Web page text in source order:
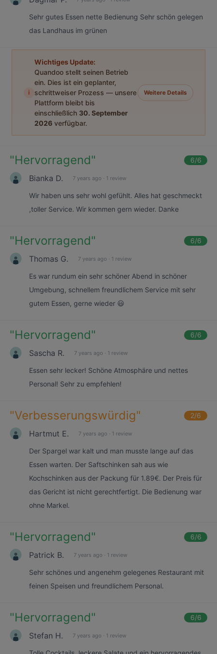
Sehr gutes Essen nette Bedienung Sehr schön gelegen
das Landhaus im grünen
i
Wichtiges Update:
Quandoo stellt seinen Betrieb
ein. Dies ist ein geplanter,
schrittweiser Prozess — unsere
Plattform bleibt bis
einschließlich 30. September
2026 verfügbar.
Weitere Details
"Hervorragend" 6/6
Bianka D. 7 years ago · 1 review
Wir haben uns sehr wohl gefühlt. Alles hat geschmeckt
,toller Service. Wir kommen gern wieder. Danke
"Hervorragend" 6/6
Thomas G. 7 years ago · 1 review
Es war rundum ein sehr schöner Abend in schöner
Umgebung, schnellem freundlichem Service mit sehr
gutem Essen, gerne wieder 😃
"Hervorragend" 6/6
Sascha R. 7 years ago · 1 review
Essen sehr lecker! Schöne Atmosphäre und nettes
Personal! Sehr zu empfehlen!
"Verbesserungswürdig" 2/6
Hartmut E. 7 years ago · 1 review
Der Spargel war kalt und man musste lange auf das
Essen warten. Der Saftschinken sah aus wie
Kochschinken aus der Packung für 1.89€. Der Preis für
das Gericht ist nicht gerechtfertigt. Die Bedienung war
ohne Markel.
"Hervorragend" 6/6
Patrick B. 7 years ago · 1 review
Sehr schönes und angenehm gelegenes Restaurant mit
feinen Speisen und freundlichem Personal.
"Hervorragend" 6/6
Stefan H. 7 years ago · 1 review